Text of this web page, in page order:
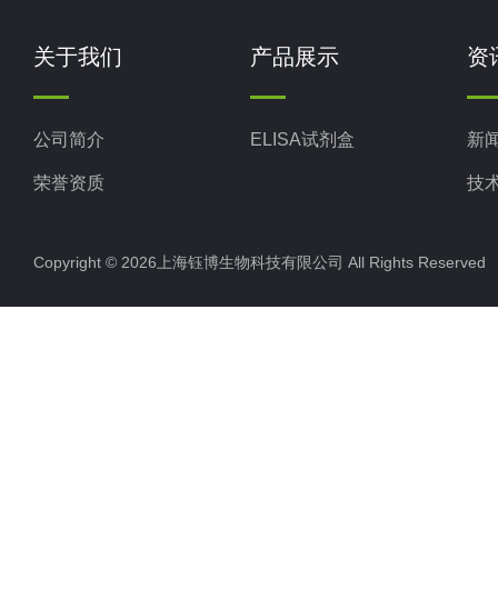
关于我们
公司简介
荣誉资质
产品展示
ELISA试剂盒
资
新
技
Copyright © 2026上海钰博生物科技有限公司 All Rights